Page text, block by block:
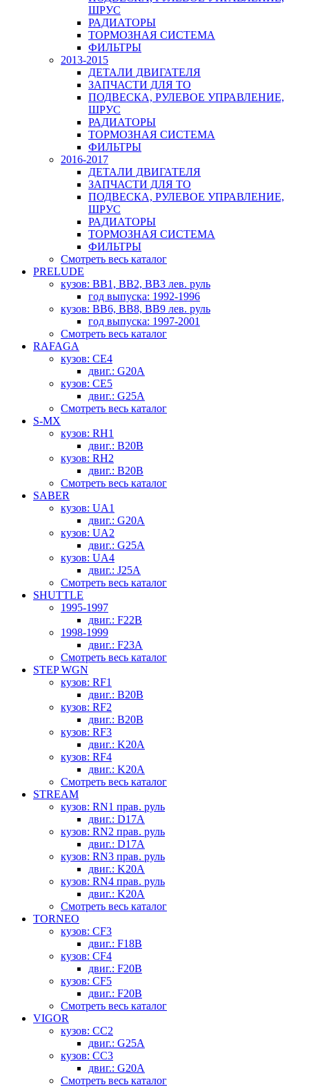
ШРУС
РАДИАТОРЫ
ТОРМОЗНАЯ СИСТЕМА
ФИЛЬТРЫ
2013-2015
ДЕТАЛИ ДВИГАТЕЛЯ
ЗАПЧАСТИ ДЛЯ ТО
ПОДВЕСКА, РУЛЕВОЕ УПРАВЛЕНИЕ,
ШРУС
РАДИАТОРЫ
ТОРМОЗНАЯ СИСТЕМА
ФИЛЬТРЫ
2016-2017
ДЕТАЛИ ДВИГАТЕЛЯ
ЗАПЧАСТИ ДЛЯ ТО
ПОДВЕСКА, РУЛЕВОЕ УПРАВЛЕНИЕ,
ШРУС
РАДИАТОРЫ
ТОРМОЗНАЯ СИСТЕМА
ФИЛЬТРЫ
Смотреть весь каталог
PRELUDE
кузов: BB1, BB2, BB3 лев. руль
год выпуска: 1992-1996
кузов: BB6, BB8, BB9 лев. руль
год выпуска: 1997-2001
Смотреть весь каталог
RAFAGA
кузов: CE4
двиг.: G20A
кузов: CE5
двиг.: G25A
Смотреть весь каталог
S-MX
кузов: RH1
двиг.: B20B
кузов: RH2
двиг.: B20B
Смотреть весь каталог
SABER
кузов: UA1
двиг.: G20A
кузов: UA2
двиг.: G25A
кузов: UA4
двиг.: J25A
Смотреть весь каталог
SHUTTLE
1995-1997
двиг.: F22B
1998-1999
двиг.: F23A
Смотреть весь каталог
STEP WGN
кузов: RF1
двиг.: B20B
кузов: RF2
двиг.: B20B
кузов: RF3
двиг.: K20A
кузов: RF4
двиг.: K20A
Смотреть весь каталог
STREAM
кузов: RN1 прав. руль
двиг.: D17A
кузов: RN2 прав. руль
двиг.: D17A
кузов: RN3 прав. руль
двиг.: K20A
кузов: RN4 прав. руль
двиг.: K20A
Смотреть весь каталог
TORNEO
кузов: CF3
двиг.: F18B
кузов: CF4
двиг.: F20B
кузов: CF5
двиг.: F20B
Смотреть весь каталог
VIGOR
кузов: CC2
двиг.: G25A
кузов: CC3
двиг.: G20A
Смотреть весь каталог